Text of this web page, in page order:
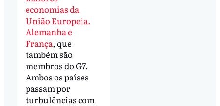
economias da
União Europeia.
Alemanha e
França, que
também são
membros do G7.
Ambos os países
passam por
turbulências com